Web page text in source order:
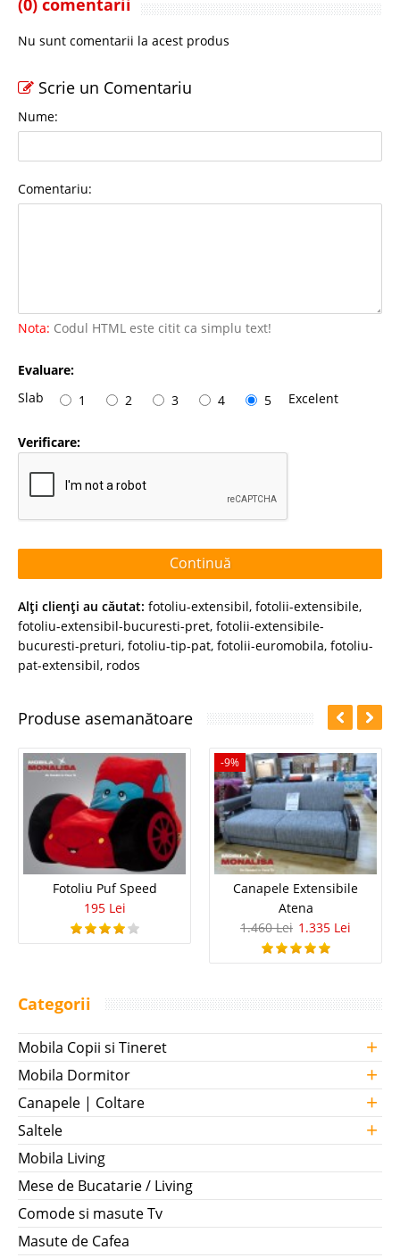
Nu sunt comentarii la acest produs
Scrie un Comentariu
Nume:
Comentariu:
Nota: Codul HTML este citit ca simplu text!
Evaluare:
Slab
1 2 3 4 5 Excelent
Verificare:
Continuă
Alţi clienţi au căutat: fotoliu-extensibil, fotolii-extensibile,
fotoliu-extensibil-bucuresti-pret, fotolii-extensibile-
bucuresti-preturi, fotoliu-tip-pat, fotolii-euromobila, fotoliu-
pat-extensibil, rodos
Produse asemanătoare
Fotoliu Puf Speed
195 Lei
-9%
Canapele Extensibile
Atena
1.460 Lei 1.335 Lei
Categorii
Mobila Copii si Tineret +
Mobila Dormitor +
Canapele | Coltare +
Saltele +
Mobila Living
Mese de Bucatarie / Living
Comode si masute Tv
Masute de Cafea